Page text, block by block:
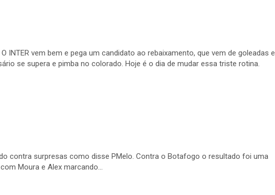
INTER vem bem e pega um candidato ao rebaixamento, que vem de goleadas e
se supera e pimba no colorado. Hoje é o dia de mudar essa triste rotina.
contra surpresas como disse PMelo. Contra o Botafogo o resultado foi uma
Moura e Alex marcando…